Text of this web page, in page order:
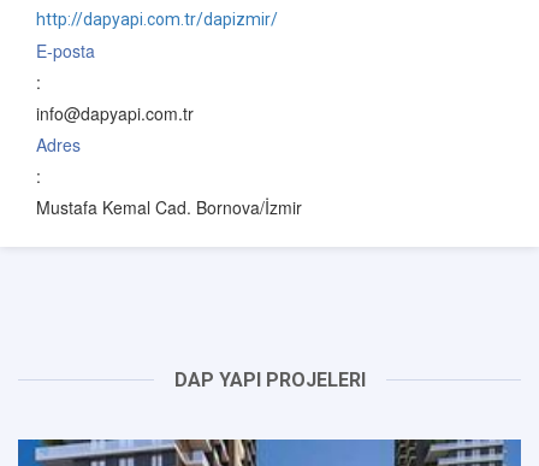
http://dapyapi.com.tr/dapizmir/
E-posta
:
info@dapyapi.com.tr
Adres
:
Mustafa Kemal Cad. Bornova/İzmir
DAP YAPI PROJELERI